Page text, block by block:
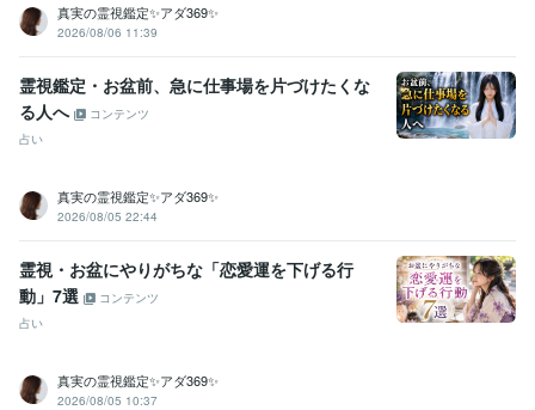
ビジネス・クリエイティブツール
Excel:25年Google ドキュメント:3年Keynote:5年Pages:5年
PowerPoint:15年Word:25年CapCut:1年iMovie:5年
Vrew:5年
VLLO:5年Canva:5年
真実の霊視鑑定✨アダ369✨
2026/08/06 11:39
霊視鑑定・お盆前、急に仕事場を片づけたくな
る人へ
コンテンツ
占い
真実の霊視鑑定✨アダ369✨
2026/08/05 22:44
霊視・お盆にやりがちな「恋愛運を下げる行
動」7選
コンテンツ
占い
真実の霊視鑑定✨アダ369✨
2026/08/05 10:37